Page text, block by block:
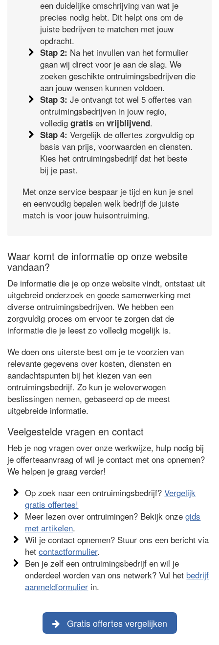
een duidelijke omschrijving van wat je
precies nodig hebt. Dit helpt ons om de
juiste bedrijven te matchen met jouw
opdracht.
Stap 2: Na het invullen van het formulier
gaan wij direct voor je aan de slag. We
zoeken geschikte ontruimingsbedrijven die
aan jouw wensen kunnen voldoen.
Stap 3: Je ontvangt tot wel 5 offertes van
ontruimingsbedrijven in jouw regio,
vollediggratis envrijblijvend.
Stap 4: Vergelijk de offertes zorgvuldig op
basis van prijs, voorwaarden en diensten.
Kies het ontruimingsbedrijf dat het beste
bij je past.
Met onze service bespaar je tijd en kun je snel
en eenvoudig bepalen welk bedrijf de juiste
match is voor jouw huisontruiming.
Waar komt de informatie op onze website
vandaan?
De informatie die je op onze website vindt, ontstaat uit
uitgebreid onderzoek en goede samenwerking met
diverse ontruimingsbedrijven. We hebben een
zorgvuldig proces om ervoor te zorgen dat de
informatie die je leest zo volledig mogelijk is.
We doen ons uiterste best om je te voorzien van
relevante gegevens over kosten, diensten en
aandachtspunten bij het kiezen van een
ontruimingsbedrijf. Zo kun je weloverwogen
beslissingen nemen, gebaseerd op de meest
uitgebreide informatie.
Veelgestelde vragen en contact
Heb je nog vragen over onze werkwijze, hulp nodig bij
je offerteaanvraag of wil je contact met ons opnemen?
We helpen je graag verder!
Op zoek naar een ontruimingsbedrijf?Vergelijk
gratis offertes!
Meer lezen over ontruimingen? Bekijk onzegids
met artikelen.
Wil je contact opnemen? Stuur ons een bericht via
hetcontactformulier.
Ben je zelf een ontruimingsbedrijf en wil je
onderdeel worden van ons netwerk? Vul het bedrijf
aanmeldformulier in.
Gratis offertes vergelijken